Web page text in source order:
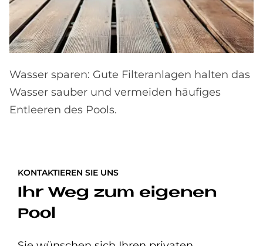
Wasser sparen: Gute Filteranlagen halten das
Wasser sauber und vermeiden häufiges
Entleeren des Pools.
KONTAKTIEREN SIE UNS
Ihr Weg zum eigenen
Pool